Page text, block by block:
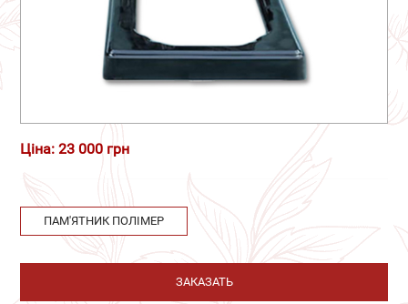
Ціна: 23 000 грн
ПАМ'ЯТНИК ПОЛІМЕР
ЗАКАЗАТЬ